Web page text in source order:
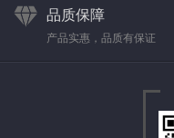
品质保障
产品实惠，品质有保证